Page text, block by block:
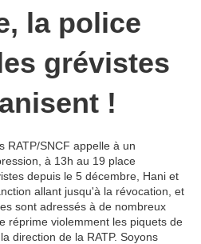
la police
grévistes
!
RATP/SNCF appelle à un
à 13h au 19 place
depuis le 5 décembre, Hani et
allant jusqu'à la révocation, et
sont adressés à de nombreux
réprime violemment les piquets de
direction de la RATP. Soyons